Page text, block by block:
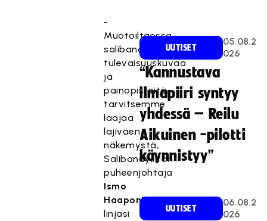
-
Muotoiltaessa
salibandyn
tulevaisuuskuvaa
ja
painopisteitä,
tarvitsemme
laajaa
lajiväen
näkemystä,
Salibandyliiton
puheenjohtaja
Ismo
Haaponiemi
linjasi
UUTISET
05.08.2
026
“Kannustava
ilmapiiri syntyy
yhdessä – Reilu
Aikuinen -pilotti
käynnistyy”
UUTISET
06.08.2
026